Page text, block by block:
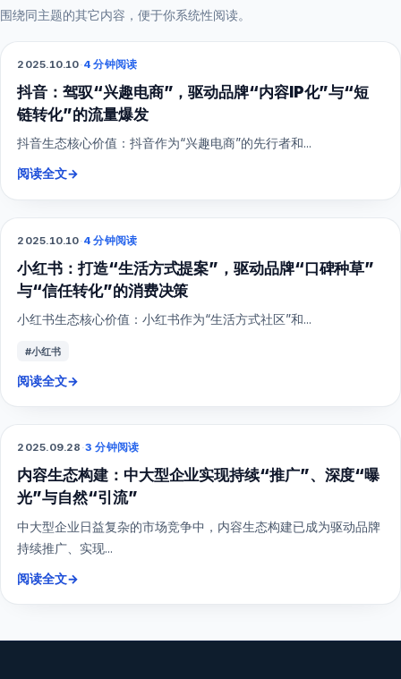
围绕同主题的其它内容，便于你系统性阅读。
抖音短视频
2025.10.10·4 分钟阅读
抖音：驾驭“兴趣电商”，驱动品牌“内容IP化”与“短
链转化”的流量爆发
抖音生态核心价值：抖音作为“兴趣电商”的先行者和...
阅读全文→
小红书
2025.10.10·4 分钟阅读
小红书：打造“生活方式提案”，驱动品牌“口碑种草”
与“信任转化”的消费决策
小红书生态核心价值：小红书作为“生活方式社区”和...
#小红书
阅读全文→
综合营销
2025.09.28 ·3 分钟阅读
内容生态构建：中大型企业实现持续“推广”、深度“曝
光”与自然“引流”
中大型企业日益复杂的市场竞争中，内容生态构建已成为驱动品牌
持续推广、实现...
阅读全文→